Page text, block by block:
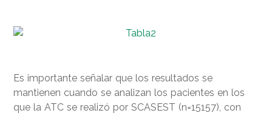
Es importante señalar que los resultados se
mantienen cuando se analizan los pacientes en los
que la ATC se realizó por SCASEST (n=15157), con